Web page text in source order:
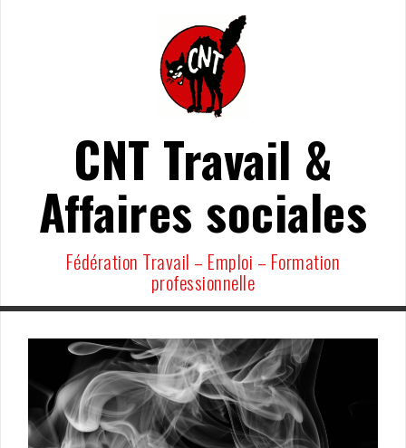
CNT Travail &
Affaires sociales
Fédération Travail – Emploi – Formation
professionnelle